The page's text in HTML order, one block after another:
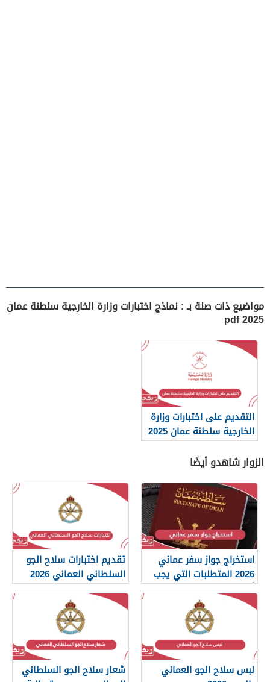
مواضيع ذات صلة بـ : نماذج اختبارات وزارة الخارجية سلطنة عمان
2025 pdf
التقديم على اختبارات وزارة
الخارجية سلطنة عمان 2025
الزوار شاهدو أيضًا
استخراج جواز سفر عماني
2026 المتطلبات التي يجب
أن تعرفها
تقديم اختبارات سلاح الجو
السلطاني العماني 2026
لبس سلاح الجو العماني
شعار سلاح الجو السلطاني